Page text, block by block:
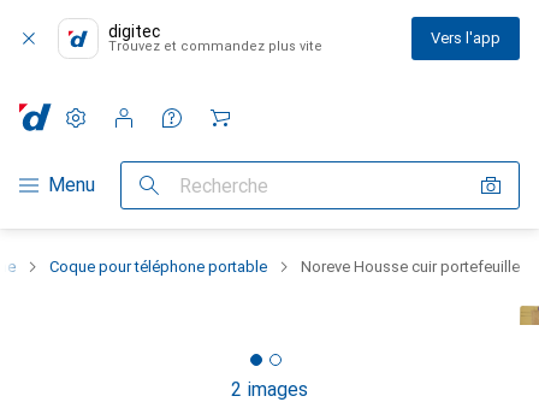
digitec
Trouvez et commandez plus vite Vers l'app
Navigation par catégorie
Menu Recherche
Paramètres
Compte client
Listes de comparaison
Listes d'envies
Panier
Coque pour téléphone portable Noreve Housse cuir portefeuille
2 images